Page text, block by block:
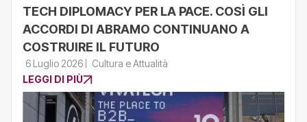
TECH DIPLOMACY PER LA PACE. COSÌ GLI
ACCORDI DI ABRAMO CONTINUANO A
COSTRUIRE IL FUTURO
6 Luglio 2026
Cultura e Attualità
LEGGI DI PIÙ